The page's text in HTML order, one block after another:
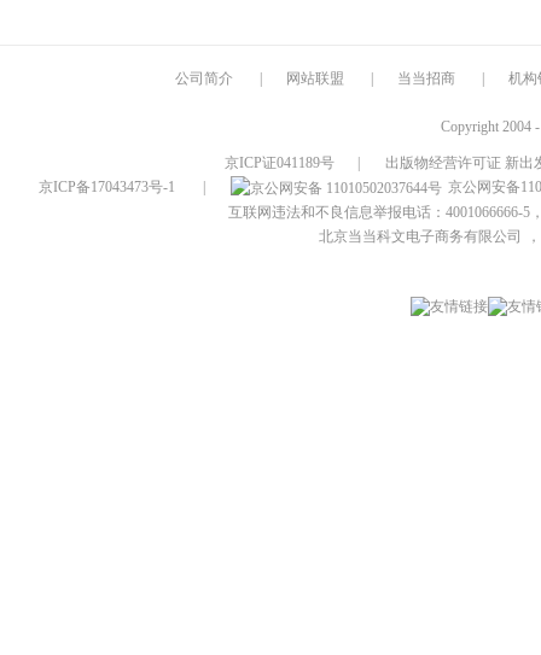
公司简介 网站联盟 当当招商 机构
Copyright 2004
京ICP证041189号
出版物经营许可证 新出
京ICP备17043473号-1
京公网安备
互联网违法和不良信息举报电话：4001066666-5
北京当当科文电子商务有限公司